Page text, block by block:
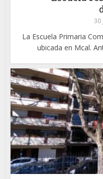
30
La Escuela Primaria
ubicada en Mcal.